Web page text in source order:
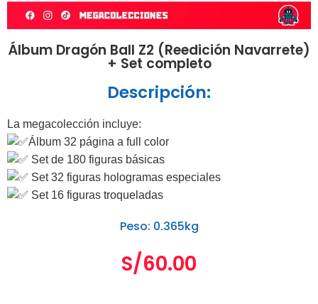
Álbum Dragón Ball Z2 (Reedición Navarrete)
+ Set completo
Descripción:
La megacolección incluye:
Álbum 32 página a full color
Set de 180 figuras básicas
Set 32 figuras hologramas especiales
Set 16 figuras troqueladas
Peso: 0.365kg
S/60.00